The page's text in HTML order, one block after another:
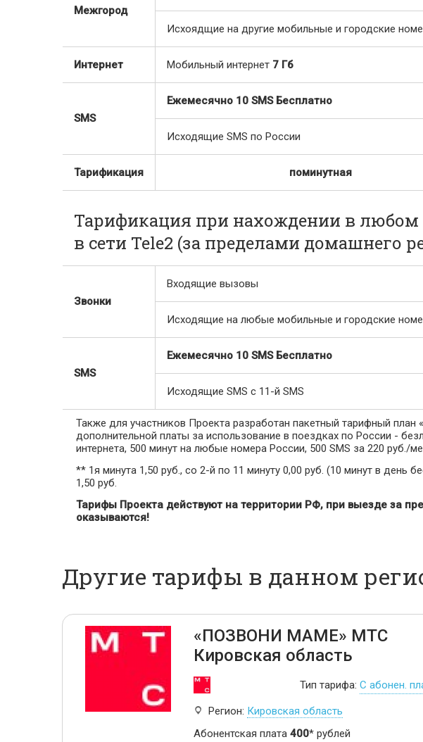
Межгород
Исхоядщие на другие мобильные и городские
Интернет Мобильный интернет 7 Гб
SMS
Ежемесячно 10 SMS Бесплатно
Исходящие SMS по России
Тарификация поминутная
Тарификация при нахождении в любом
в сети Tele2 (за пределами домашнего
Звонки
Входящие вызовы
Исходящие на любые мобильные и городские
SMS
Ежемесячно 10 SMS Бесплатно
Исходящие SMS с 11-й SMS
Также для участников Проекта разработан пакетный тарифный план «
дополнительной платы за использование в поездках по России -
интернета, 500 минут на любые номера России, 500 SMS за 220 руб./
** 1я минута 1,50 руб., со 2-й по 11 минуту 0,00 руб. (10 минут в день
1,50 руб.
Тарифы Проекта действуют на территории РФ, при выезде за
оказываются!
Другие тарифы в данном
«ПОЗВОНИ МАМЕ» МТС
Кировская область
Тип тарифа:С абонен.
Регион: Кировская область
Абонентская плата 400* рублей